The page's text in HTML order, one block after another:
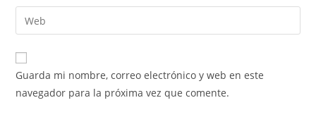
de
usuario
para
comentar
dirección
de
electrónico
para
comentar
Introduce
la
URL
de
Guarda mi nombre, correo electrónico y web en este
navegador para la próxima vez que comente.